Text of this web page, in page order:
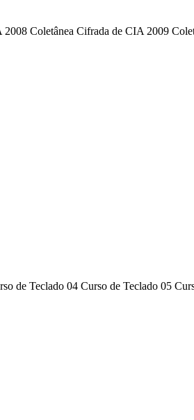
Coletânea Cifrada de CIA 2009
de Teclado 04 Curso de Teclado 05